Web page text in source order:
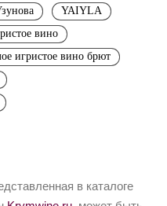
YAIYLA
вино
игристое вино брют
в каталоге